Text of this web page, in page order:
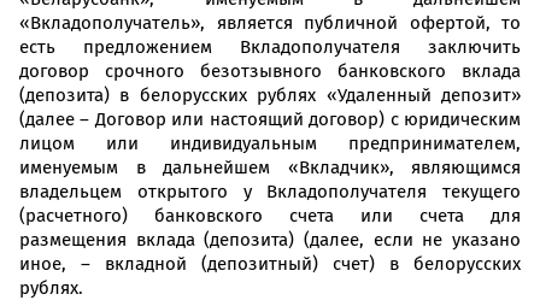
«Вкладополучатель», является публичной офертой, то
есть предложением Вкладополучателя заключить
договор срочного безотзывного банковского вклада
(депозита) в белорусских рублях «Удаленный депозит»
(далее – Договор или настоящий договор) с юридическим
лицом или индивидуальным предпринимателем,
именуемым в дальнейшем «Вкладчик», являющимся
владельцем открытого у Вкладополучателя текущего
(расчетного) банковского счета или счета для
размещения вклада (депозита) (далее, если не указано
иное, – вкладной (депозитный) счет) в белорусских
рублях.